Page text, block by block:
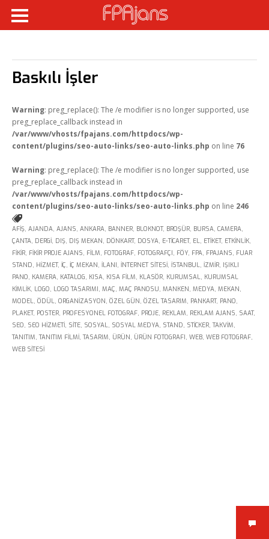
Hizmetlerimiz
Referanslarımız
Online Araçlar
Fikir Proje Blogluyor
İnsan Kaynakları
Müşteri Paneli
Kükürtlü Mh. Çekirge Cd. No:124
Baskılı İşler
Warning: preg_replace(): The /e modifier is no longer supported, use
preg_replace_callback instead in
/var/www/vhosts/fpajans.com/httpdocs/wp-
content/plugins/seo-auto-links/seo-auto-links.php on line 76
Warning: preg_replace(): The /e modifier is no longer supported, use
preg_replace_callback instead in
/var/www/vhosts/fpajans.com/httpdocs/wp-
content/plugins/seo-auto-links/seo-auto-links.php on line 246
AFIŞ, AJANDA, AJANS, ANKARA, BANNER, BLOKNOT, BROŞÜR, BURSA, CAMERA,
ÇANTA, DERGI, DIŞ, DIŞ MEKAN, DÖNKART, DOSYA, E-TICARET, EL, ETIKET, ETKINLIK,
FIKIR, FIKIR PROJE AJANS, FILM, FOTOGRAF, FOTOGRAFÇI, FÖY, FPA, FPAJANS, FUAR
STAND, HIZMET, IÇ, IÇ MEKAN, ILANI, INTERNET SITESI, ISTANBUL, IZMIR, IŞIKLI
PANO, KAMERA, KATALOG, KISA, KISA FILM, KLASÖR, KURUMSAL, KURUMSAL
KIMLIK, LOGO, LOGO TASARIMI, MAÇ, MAÇ PANOSU, MANKEN, MEDYA, MEKAN,
MODEL, ÖDÜL, ORGANIZASYON, ÖZEL GÜN, ÖZEL TASARIM, PANKART, PANO,
PLAKET, POSTER, PROFESYONEL FOTOGRAF, PROJE, REKLAM, REKLAM AJANS, SAAT,
SEO, SEO HIZMETI, SITE, SOSYAL, SOSYAL MEDYA, STAND, STICKER,TAKVIM,
TANITIM,TANITIM FILMI,TASARIM, ÜRÜN, ÜRÜN FOTOGRAFI, WEB, WEB FOTOGRAF,
WEB SITESI